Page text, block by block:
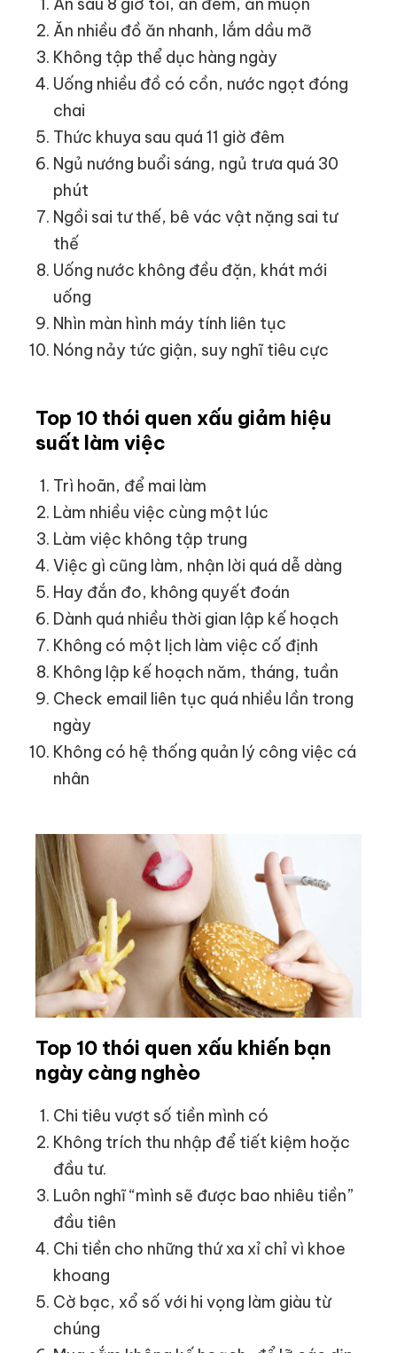
Ăn sau 8 giờ tối, ăn đêm, ăn muộn
Ăn nhiều đồ ăn nhanh, lắm dầu mỡ
Không tập thể dục hàng ngày
Uống nhiều đồ có cồn, nước ngọt đóng
chai
Thức khuya sau quá 11 giờ đêm
Ngủ nướng buổi sáng, ngủ trưa quá 30
phút
Ngồi sai tư thế, bê vác vật nặng sai tư
thế
Uống nước không đều đặn, khát mới
uống
Nhìn màn hình máy tính liên tục
Nóng nảy tức giận, suy nghĩ tiêu cực
Top 10 thói quen xấu giảm hiệu
suất làm việc
Trì hoãn, để mai làm
Làm nhiều việc cùng một lúc
Làm việc không tập trung
Việc gì cũng làm, nhận lời quá dễ dàng
Hay đắn đo, không quyết đoán
Dành quá nhiều thời gian lập kế hoạch
Không có một lịch làm việc cố định
Không lập kế hoạch năm, tháng, tuần
Check email liên tục quá nhiều lần trong
ngày
Không có hệ thống quản lý công việc cá
nhân
Top 10 thói quen xấu khiến bạn
ngày càng nghèo
Chi tiêu vượt số tiền mình có
Không trích thu nhập để tiết kiệm hoặc
đầu tư.
Luôn nghĩ “mình sẽ được bao nhiêu tiền”
đầu tiên
Chi tiền cho những thứ xa xỉ chỉ vì khoe
khoang
Cờ bạc, xổ số với hi vọng làm giàu từ
chúng